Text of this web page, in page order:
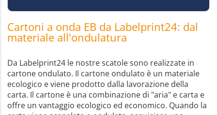
Cartoni a onda EB da Labelprint24: dal
materiale all'ondulatura
Da Labelprint24 le nostre scatole sono realizzate in
cartone ondulato. Il cartone ondulato è un materiale
ecologico e viene prodotto dalla lavorazione della
carta. Il cartone è una combinazione di "aria" e carta e
offre un vantaggio ecologico ed economico. Quando la